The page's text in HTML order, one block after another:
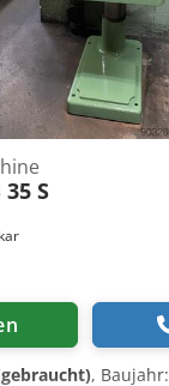
35 S
, Baujahr: